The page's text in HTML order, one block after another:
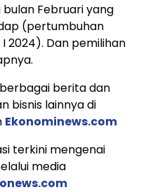
bulan Februari yang
(pertumbuhan
2024). Dan pemilihan
berita dan
bisnis lainnya di
Ekonominews.com
terkini mengenai
media